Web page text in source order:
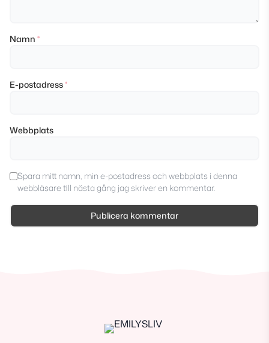
Namn *
E-postadress*
Webbplats
Spara mitt namn, min e-postadress och webbplats i denna
webbläsare till nästa gång jag skriver en kommentar.